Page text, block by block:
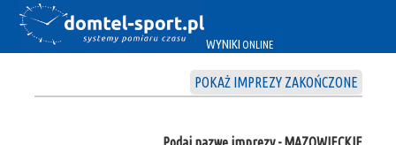
WYNIKI ONLINE
POKAŻ IMPREZY ZAKOŃCZONE